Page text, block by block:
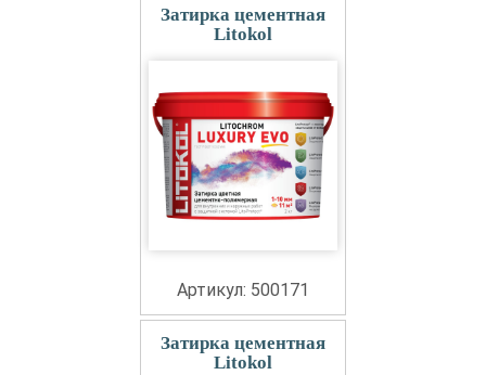
Затирка цементная
Litokol
Артикул: 500171
Затирка цементная
Litokol